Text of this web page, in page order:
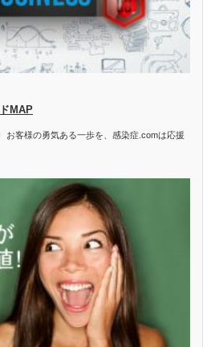
MAP
お客様の勇気ある一歩を、感染症.comは応援